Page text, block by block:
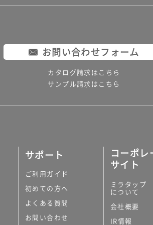
お問い合わせフォーム
カタログ請求はこちら
サンプル請求はこちら
サポート
ご利用ガイド
初めての方へ
よくある質問
お問い合わせ
コーポレ
サイト
ミラタップ
について
会社概要
IR情報